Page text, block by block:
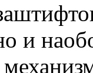
и